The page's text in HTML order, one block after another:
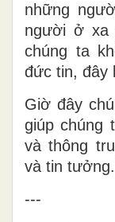
những
người ở xa
chúng ta
đức tin, đây
Giờ đây
giúp chúng
và thông
và tin tưởng.
---